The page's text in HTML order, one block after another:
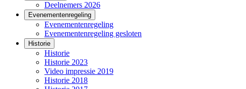
Deelnemers 2026
Evenementenregeling
Evenementenregeling
Evenementenregeling gesloten
Historie
Historie
Historie 2023
Video impressie 2019
Historie 2018